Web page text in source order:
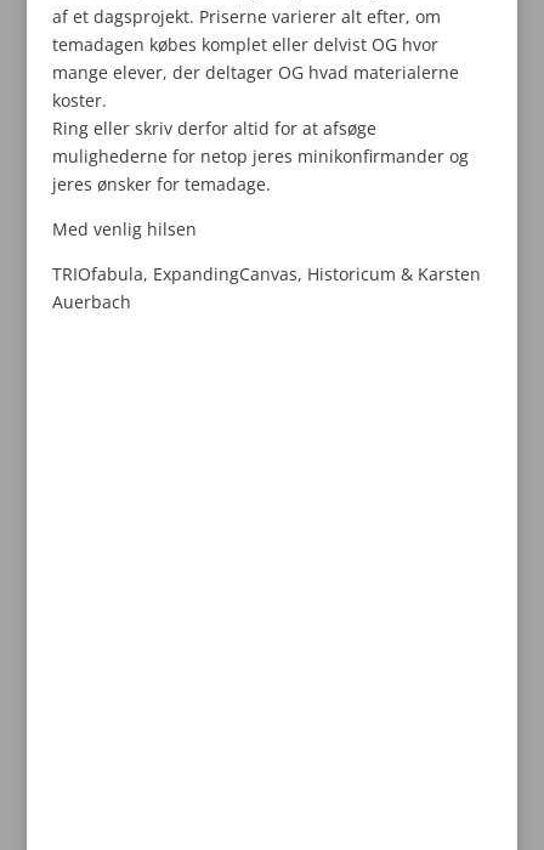
af et dagsprojekt. Priserne varierer alt efter, om
temadagen købes komplet eller delvist OG hvor
mange elever, der deltager OG hvad materialerne
koster.
Ring eller skriv derfor altid for at afsøge
mulighederne for netop jeres minikonfirmander og
jeres ønsker for temadage.
Med venlig hilsen
TRIOfabula, ExpandingCanvas, Historicum & Karsten
Auerbach